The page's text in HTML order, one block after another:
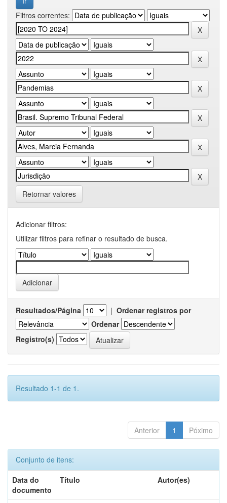
Filtros correntes:
Retornar valores
Adicionar filtros:
Utilizar filtros para refinar o resultado de busca.
Resultados/Página | Ordenar registros por
Ordenar
Registro(s)
Resultado 1-1 de 1.
Anterior 1 Póximo
Conjunto de itens:
Data do
documento
Título Autor(es)